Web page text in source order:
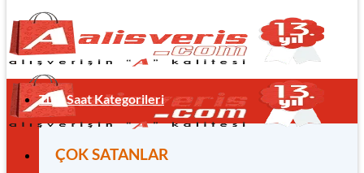
Tüm Saat Kategorileri
ÇOK SATANLAR